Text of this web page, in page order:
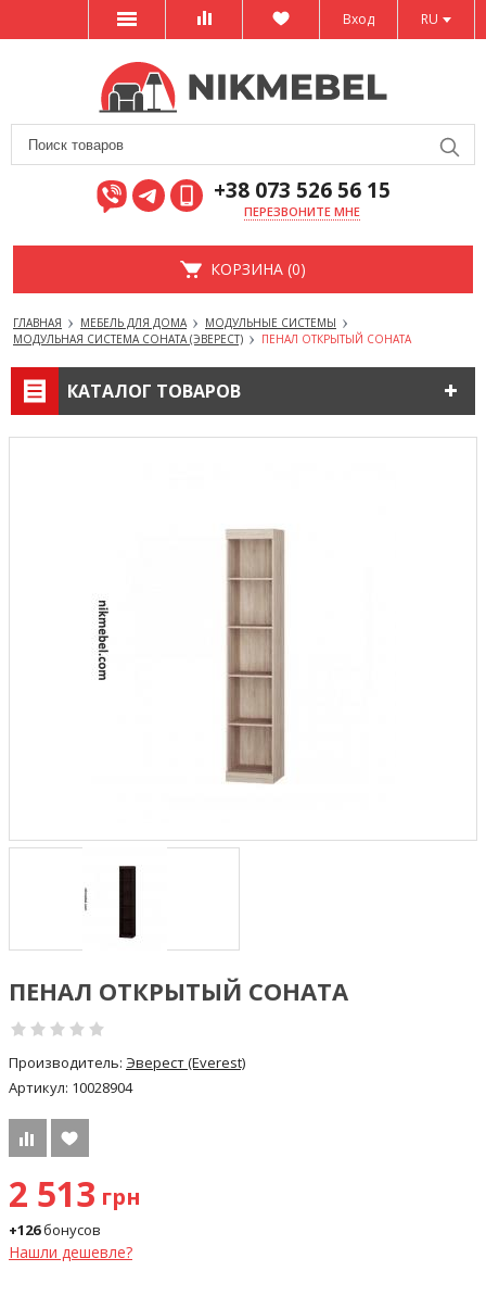
RU
Вход
+38 073 526 56 15
ПЕРЕЗВОНИТЕ МНЕ
КОРЗИНА (0)
ГЛАВНАЯ МЕБЕЛЬ ДЛЯ ДОМА
МОДУЛЬНЫЕ СИСТЕМЫ
МОДУЛЬНАЯ СИСТЕМА СОНАТА (ЭВЕРЕСТ)
ПЕНАЛ ОТКРЫТЫЙ СОНАТА
КАТАЛОГ ТОВАРОВ
ПЕНАЛ ОТКРЫТЫЙ СОНАТА
Производитель: Эверест (Everest)
Артикул: 10028904
2 513 грн
+126бонусов
Нашли дешевле?